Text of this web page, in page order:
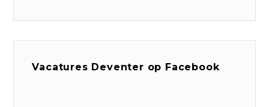
Vacatures Deventer op Facebook